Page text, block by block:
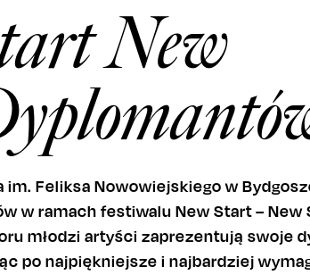
Szukaj
New
im. Feliksa Nowowiejskiego w
w ramach festiwalu New Start – New
młodzi artyści zaprezentują swoje
po najpiękniejsze i najbardziej